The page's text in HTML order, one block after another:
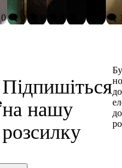
🗨️ 0 🗨️ 1
Підпишіться
на нашу
розсилку